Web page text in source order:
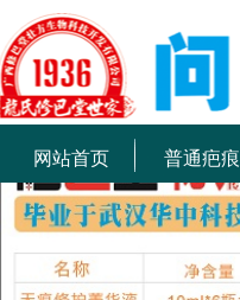
网站首页 普通疤痕